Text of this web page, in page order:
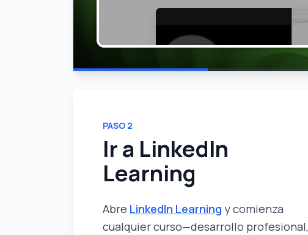
PASO 2
Ir a LinkedIn
Learning
Abre LinkedIn Learning y comienza
cualquier curso—desarrollo profesional,